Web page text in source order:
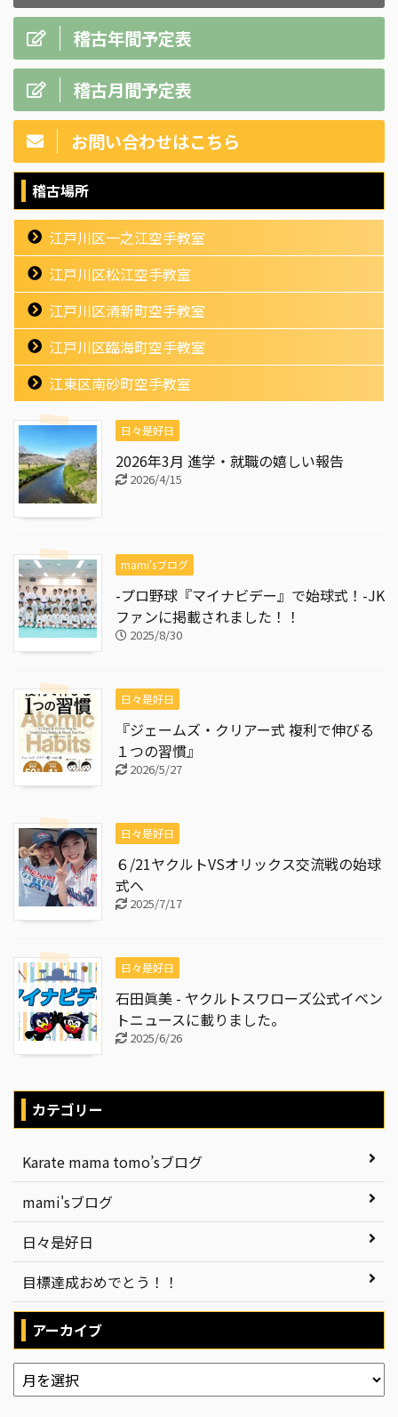
稽古年間予定表
稽古月間予定表
お問い合わせはこちら
稽古場所
江戸川区一之江空手教室
江戸川区松江空手教室
江戸川区清新町空手教室
江戸川区臨海町空手教室
江東区南砂町空手教室
日々是好日
2026年3月 進学・就職の嬉しい報告
2026/4/15
mami'sブログ
-プロ野球『マイナビデー』で始球式！-JK
ファンに掲載されました！！
2025/8/30
日々是好日
『ジェームズ・クリアー式 複利で伸びる
１つの習慣』
2026/5/27
日々是好日
６/21ヤクルトVSオリックス交流戦の始球
式へ
2025/7/17
日々是好日
石田眞美 - ヤクルトスワローズ公式イベン
トニュースに載りました。
2025/6/26
カテゴリー
Karate mama tomo’sブログ
mami'sブログ
日々是好日
目標達成おめでとう！！
アーカイブ